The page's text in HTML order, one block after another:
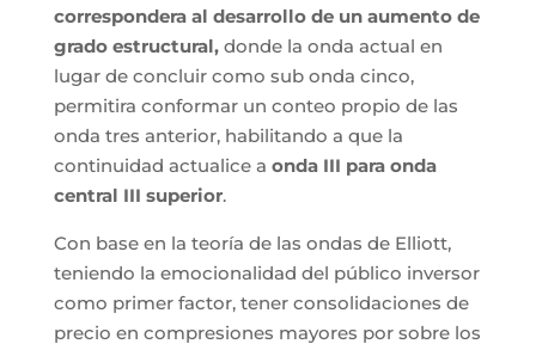
correspondera al desarrollo de un aumento de
grado estructural,donde la onda actual en
lugar de concluir como sub onda cinco,
permitira conformar un conteo propio de las
onda tres anterior, habilitando a que la
continuidad actualice a onda III para onda
central III superior.
Con base en la teoría de las ondas de Elliott,
teniendo la emocionalidad del público inversor
como primer factor, tener consolidaciones de
precio en compresiones mayores por sobre los